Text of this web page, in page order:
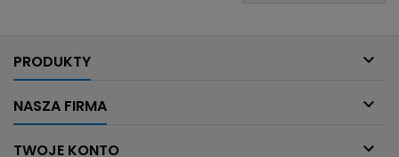
PRODUKTY 
NASZA FIRMA 
TWOJE KONTO 